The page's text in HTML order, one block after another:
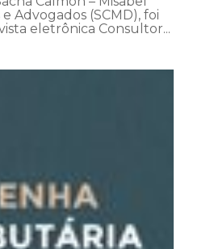
Advogados (SCMD), foi
eletrônica Consultor...